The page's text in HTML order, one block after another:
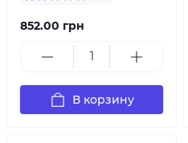
852.00 грн
В корзину